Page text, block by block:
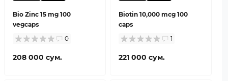
Bio Zinc 15 mg 100
vegcaps
0
208 000 сум.
Biotin 10,000 mcg 100
caps
1
221 000 сум.